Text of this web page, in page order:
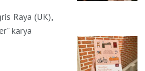
Raya (UK),
karya